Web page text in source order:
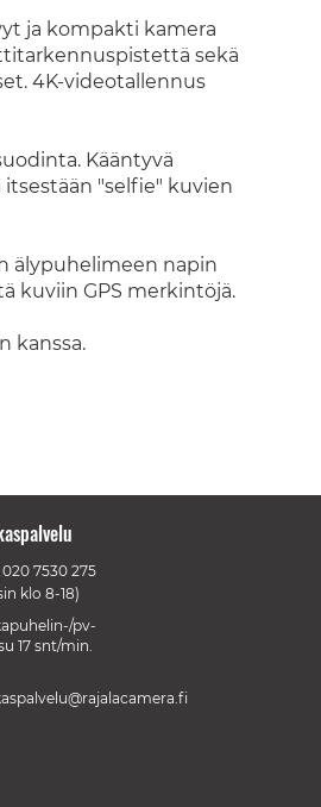
ja kompakti kamera
sekä
4K-videotallennus
Kääntyvä
"selfie" kuvien
älypuhelimeen napin
kuviin GPS merkintöjä.
kanssa.
020 7530 275
klo 8-18)
pv-
17 snt/min.